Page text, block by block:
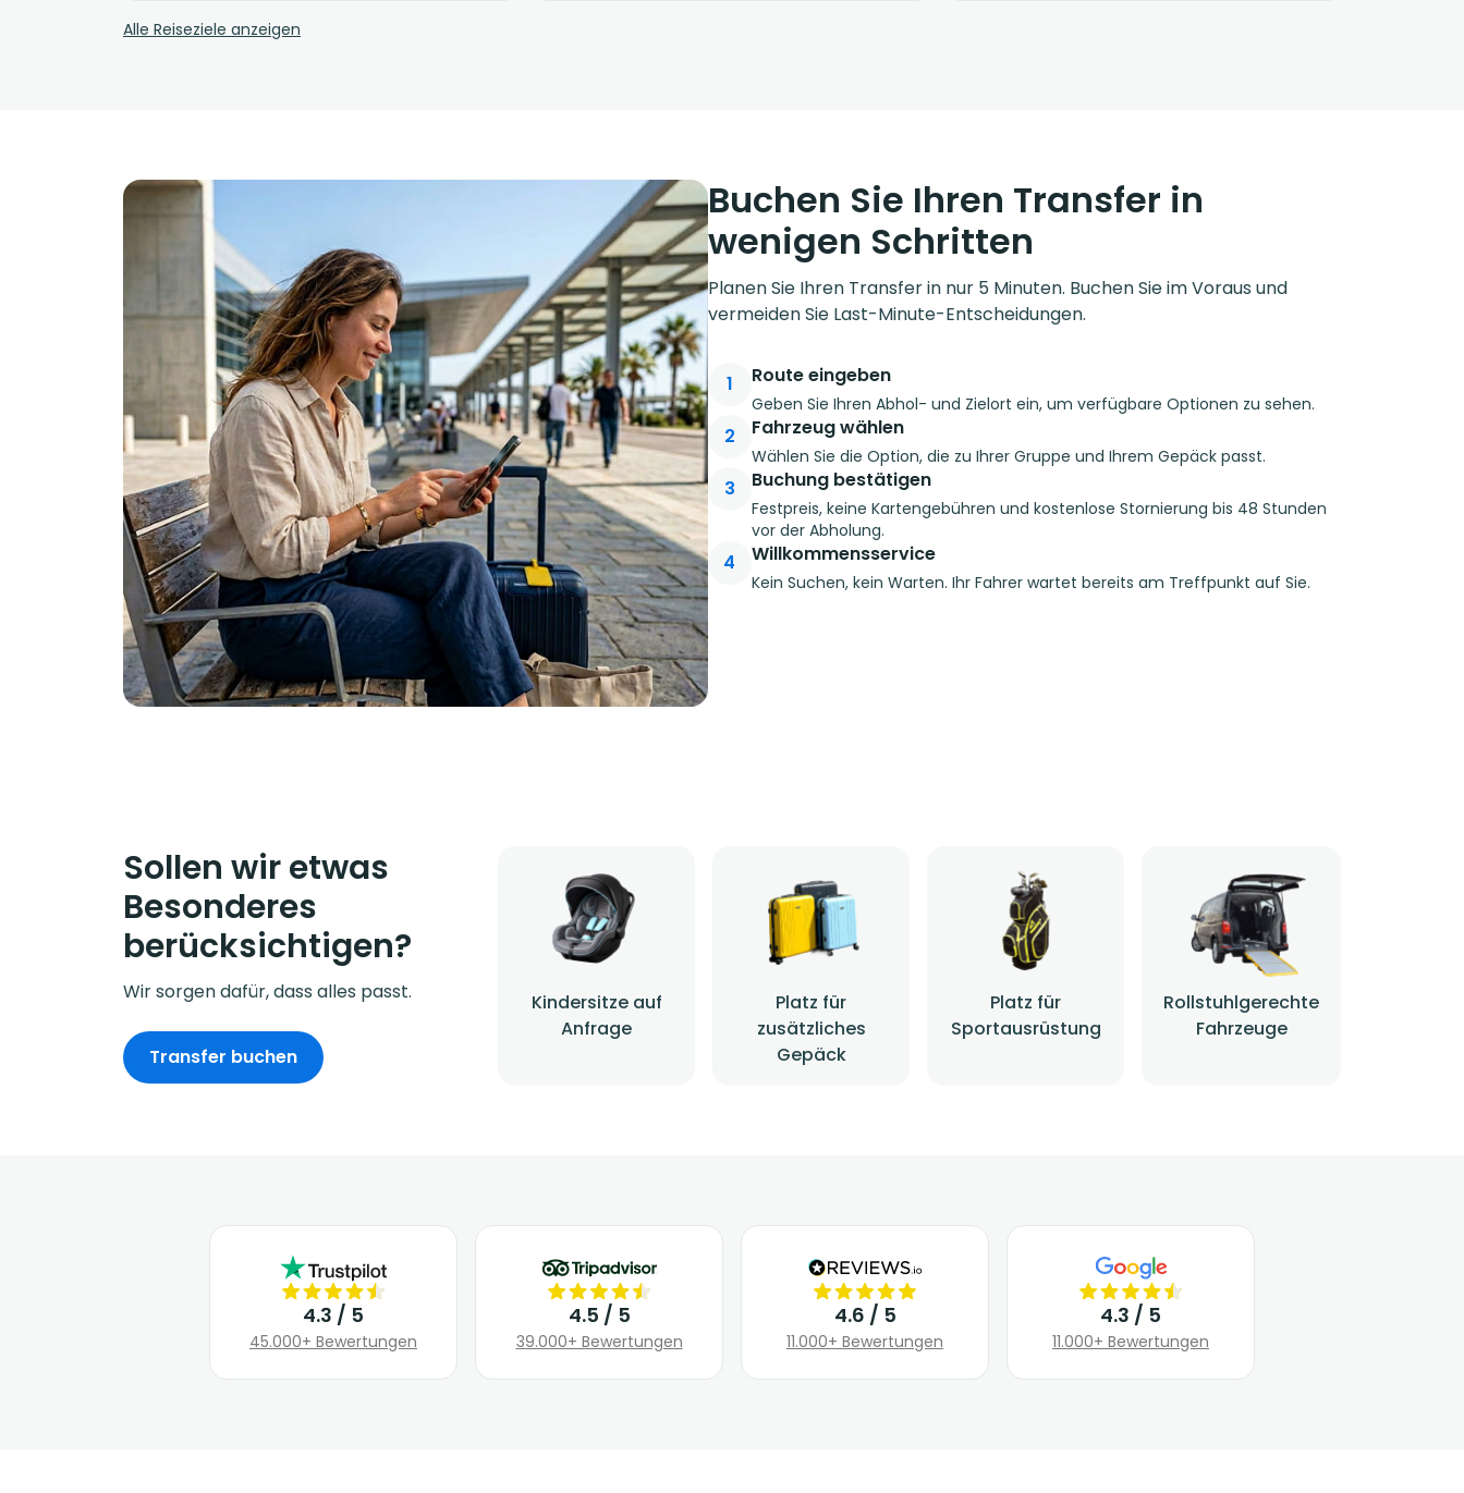
Alle Reiseziele anzeigen
Buchen Sie Ihren Transfer in
wenigen Schritten
Planen Sie Ihren Transfer in nur 5 Minuten. Buchen Sie im Voraus und
vermeiden Sie Last-Minute-Entscheidungen.
1 Route eingeben
Geben Sie Ihren Abhol- und Zielort ein, um verfügbare Optionen zu sehen.
2 Fahrzeug wählen
Wählen Sie die Option, die zu Ihrer Gruppe und Ihrem Gepäck passt.
3 Buchung bestätigen
Festpreis, keine Kartengebühren und kostenlose Stornierung bis 48 Stunden
vor der Abholung.
4 Willkommensservice
Kein Suchen, kein Warten. Ihr Fahrer wartet bereits am Treffpunkt auf Sie.
Sollen wir etwas
Besonderes
berücksichtigen?
Wir sorgen dafür, dass alles passt.
Kindersitze auf
Anfrage
Platz für
zusätzliches
Gepäck
Platz für
Sportausrüstung
Rollstuhlgerechte
Fahrzeuge
Transfer buchen
4.3 / 5
45.000+ Bewertungen
4.5 / 5
39.000+ Bewertungen
4.6 / 5
11.000+ Bewertungen
4.3 / 5
11.000+ Bewertungen